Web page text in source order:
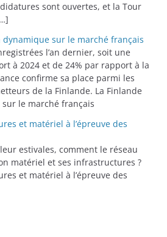
sont ouvertes, et la Tour
dynamique sur le marché français
l’an dernier, soit une
à 2024 et de 24% par rapport à la
confirme sa place parmi les
de la Finlande. La Finlande
le marché français
et matériel à l’épreuve des
estivales, comment le réseau
matériel et ses infrastructures ?
et matériel à l’épreuve des